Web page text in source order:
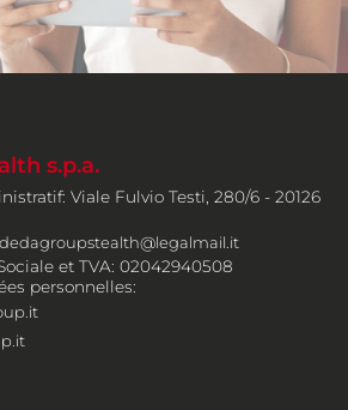
s.p.a.
Viale Fulvio Testi, 280/6 - 20126
dedagroupstealth@legalmail.it
et TVA: 02042940508
personnelles: